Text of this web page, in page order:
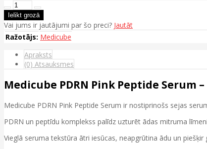
Vai jums ir jautājumi par šo preci? Jautāt
Ražotājs: Medicube
Apraksts
(0) Atsauksmes
Medicube PDRN Pink Peptide
Medicube PDRN Pink Peptide Serum ir nostiprinošs sejas
PDRN un peptīdu komplekss palīdz uzturēt ādas mitruma
Vieglā seruma tekstūra ātri iesūcas, neapgrūtina ādu un piešķir